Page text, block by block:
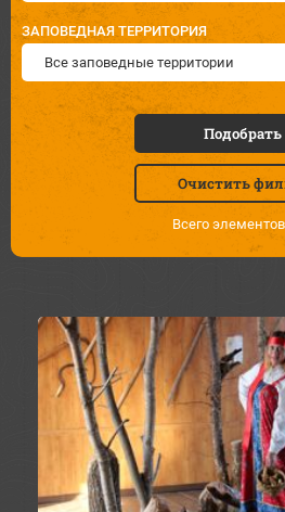
ЗАПОВЕДНАЯ ТЕРРИТОРИЯ
Все заповедные территории
Подобрать
Очистить
Всего